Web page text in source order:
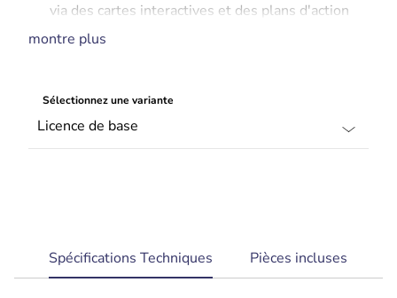
via des cartes interactives et des plans d'action
dynamiques
Journal des événements complet et trace d'audit
pour des investigations détaillées
Système évolutif qui s'adapte à vos besoins
montre plus
Sélectionnez une variante
current
tab:
Spécifications Techniques Pièces incluses